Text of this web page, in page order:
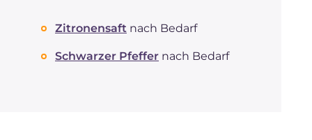
Zitronensaft nach Bedarf
Schwarzer Pfeffer nach Bedarf